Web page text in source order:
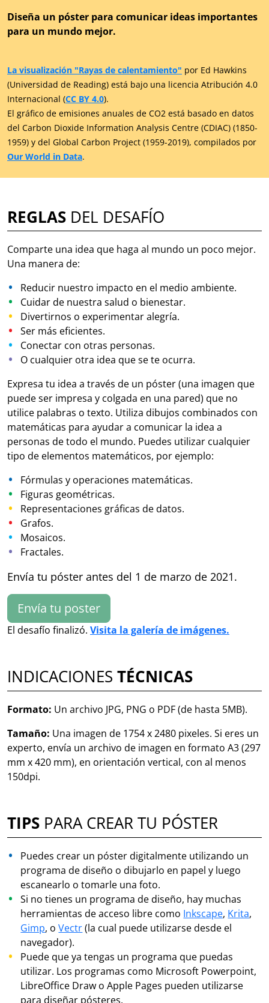
Diseña un póster para comunicar ideas importantes
para un mundo mejor.
La visualización "Rayas de calentamiento" por Ed Hawkins
(Universidad de Reading) está bajo una licencia Atribución 4.0
Internacional (CC BY 4.0).
El gráfico de emisiones anuales de CO2 está basado en datos
del Carbon Dioxide Information Analysis Centre (CDIAC) (1850-
1959) y del Global Carbon Project (1959-2019), compilados por
Our World in Data.
REGLAS DEL DESAFÍO
Comparte una idea que haga al mundo un poco mejor.
Una manera de:
Reducir nuestro impacto en el medio ambiente.
Cuidar de nuestra salud o bienestar.
Divertirnos o experimentar alegría.
Ser más eficientes.
Conectar con otras personas.
O cualquier otra idea que se te ocurra.
Expresa tu idea a través de un póster (una imagen que
puede ser impresa y colgada en una pared) que no
utilice palabras o texto. Utiliza dibujos combinados con
matemáticas para ayudar a comunicar la idea a
personas de todo el mundo. Puedes utilizar cualquier
tipo de elementos matemáticos, por ejemplo:
Fórmulas y operaciones matemáticas.
Figuras geométricas.
Representaciones gráficas de datos.
Grafos.
Mosaicos.
Fractales.
Envía tu póster antes del 1 de marzo de 2021.
Envía tu poster
El desafío finalizó. Visita la galería de imágenes.
INDICACIONES TÉCNICAS
Formato: Un archivo JPG, PNG o PDF (de hasta 5MB).
Tamaño: Una imagen de 1754 x 2480 pixeles. Si eres un
experto, envía un archivo de imagen en formato A3 (297
mm x 420 mm), en orientación vertical, con al menos
150dpi.
TIPS PARA CREAR TU PÓSTER
Puedes crear un póster digitalmente utilizando un
programa de diseño o dibujarlo en papel y luego
escanearlo o tomarle una foto.
Si no tienes un programa de diseño, hay muchas
herramientas de acceso libre como Inkscape, Krita,
Gimp, oVectr(la cual puede utilizarse desde el
navegador).
Puede que ya tengas un programa que puedas
utilizar. Los programas como Microsoft Powerpoint,
LibreOffice Draw o Apple Pages pueden utilizarse
para diseñar pósteres.